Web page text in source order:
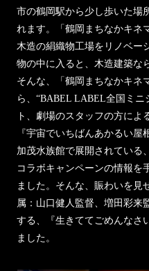
市の鶴岡駅から少し歩いた場
れます。「鶴岡まちなかキネ
木造の絹織物工場をリノベー
物の中に入ると、木造建築な
そんな、「鶴岡まちなかキネ
ら、“BABEL LABEL全国ミ
ト、劇場のスタッフの方によ
『宇宙でいちばんあかるい
加茂水族館で展開されている
コラボキャンペーンの情報を
ました。そんな、賑わいを
属：山口健人監督、増田彩来
する、『生きててごめんなさ
ました。